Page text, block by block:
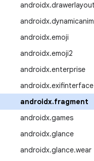
androidx.drawerlayout
androidx.
androidx.emoji
androidx.emoji2
androidx.enterprise
androidx.exifinterface
androidx.fragment
androidx.games
androidx.glance
androidx.glance.wear